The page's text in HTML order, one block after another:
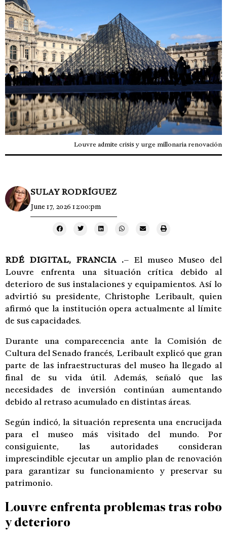
Louvre admite crisis y urge millonaria renovación
SULAY RODRÍGUEZ
June 17, 2026 12:00:pm
RDÉ DIGITAL, FRANCIA .– El museoMuseo del
Louvre enfrenta una situación crítica debido al
deterioro de sus instalaciones y equipamientos. Así lo
advirtió su presidente, Christophe Leribault, quien
afirmó que la institución opera actualmente al límite
de sus capacidades.
Durante una comparecencia ante la Comisión de
Cultura del Senado francés, Leribault explicó que gran
parte de las infraestructuras del museo ha llegado al
final de su vida útil. Además, señaló que las
necesidades de inversión continúan aumentando
debido al retraso acumulado en distintas áreas.
Según indicó, la situación representa una encrucijada
para el museo más visitado del mundo. Por
consiguiente, las autoridades consideran
imprescindible ejecutar un amplio plan de renovación
para garantizar su funcionamiento y preservar su
patrimonio.
Louvre enfrenta problemas tras robo
y deterioro